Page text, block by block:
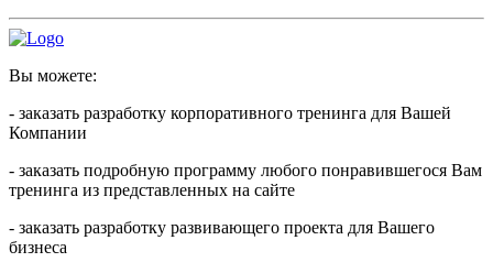
Вы можете:
- заказать разработку корпоративного тренинга для Вашей
Компании
- заказать подробную программу любого понравившегося Вам
тренинга из представленных на сайте
- заказать разработку развивающего проекта для Вашего
бизнеса